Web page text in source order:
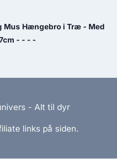
Mus Hængebro i Træ - Med
- - - -
- Alt til dyr
links på siden.